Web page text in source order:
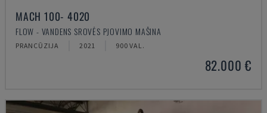
MACH 100- 4020
FLOW - VANDENS SROVĖS PJOVIMO MAŠINA
PRANCŪZIJA 2021 900 VAL.
82.000 €